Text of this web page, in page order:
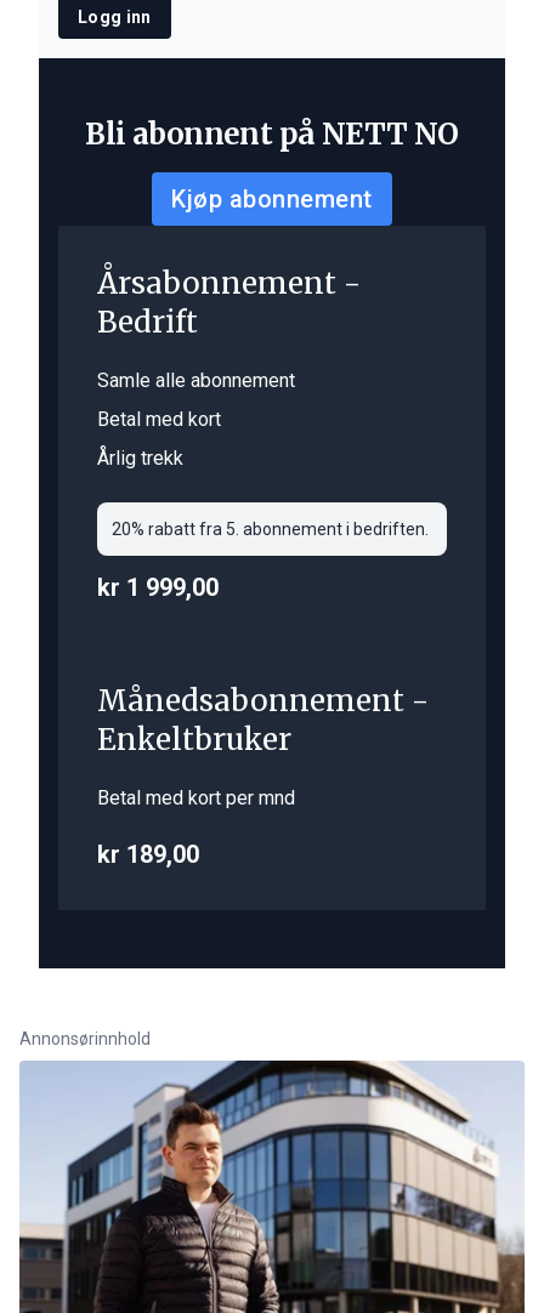
Logg inn
Bli abonnent på NETT NO
Kjøp abonnement
Årsabonnement -
Bedrift
Samle alle abonnement
Betal med kort
Årlig trekk
20% rabatt fra 5. abonnement i bedriften.
kr 1 999,00
Månedsabonnement -
Enkeltbruker
Betal med kort per mnd
kr 189,00
Annonsørinnhold